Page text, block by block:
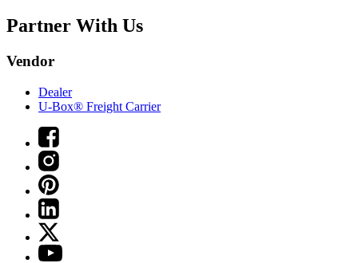
Partner With Us
Vendor
Dealer
U-Box® Freight Carrier